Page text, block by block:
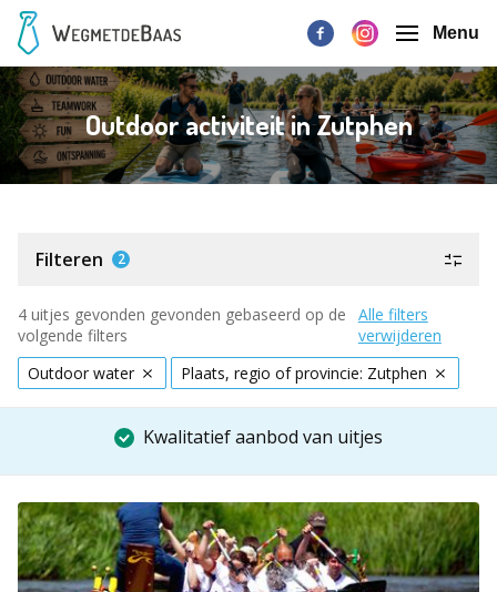
Menu
Outdoor activiteit in Zutphen
Filteren 2
4 uitjes gevonden gevonden gebaseerd op de
volgende filters
Alle filters
verwijderen
Outdoor water
Plaats, regio of provincie: Zutphen
Kwalitatief aanbod van uitjes